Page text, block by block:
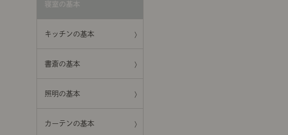
寝室の基本
キッチンの基本
書斎の基本
照明の基本
カーテンの基本